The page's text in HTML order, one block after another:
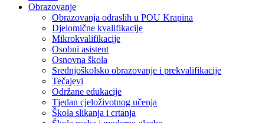
Obrazovanje
Obrazovanja odraslih u POU Krapina
Djelomične kvalifikacije
Mikrokvalifikacije
Osobni asistent
Osnovna škola
Srednjoškolsko obrazovanje i prekvalifikacije
Tečajevi
Održane edukacije
Tjedan cjeloživotnog učenja
Škola slikanja i crtanja